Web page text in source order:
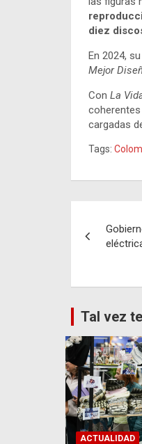
diez
En 2024,
Mejor
Con La
cargadas
Tags:
de
Tal vez
ACTUALIDAD